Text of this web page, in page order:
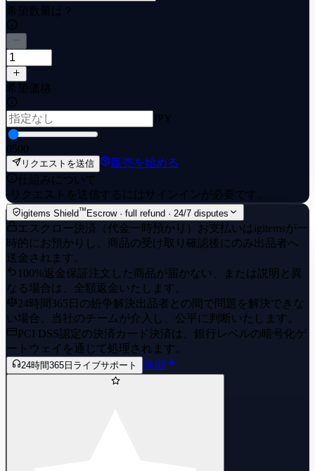
希望数量は？
希望価格
JPY
0500
リクエストを送信
販売を始める
仕組みについて
· リクエストを送信するにはサインインが必要です。
igitems Shield™ Escrow · full refund · 24/7 disputes
エスクロー決済（代金一時預かり） お支払いはigitemsが一
時的にお預かりし、商品の受け取り確認後にのみ出品者へ
送金されます。
100%返金保証 注文した商品が届かない、または説明と異
なる場合は、全額返金いたします。
24時間365日の紛争解決出品者との間で問題を解決できな
い場合、当社のチームが介入し、公平に判断いたします。
PCI DSS認定の決済 カード決済は、銀行レベルの暗号化ゲ
ートウェイを通じて処理されます。
24時間365日ライブサポート 詳細